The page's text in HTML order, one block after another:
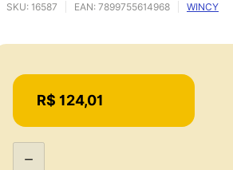
SKU: 16587 EAN: 7899755614968 WINCY
Price:
R$ 124,01
−